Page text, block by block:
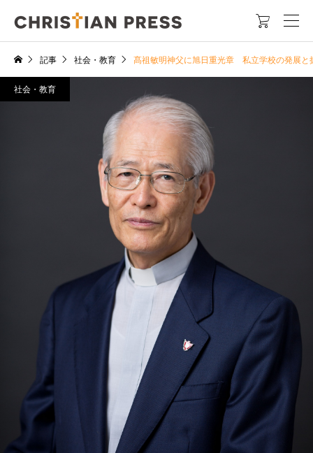

記事 社会・教育 髙祖敏明神父に旭日重光章 私立学校の発展と
社会・教育